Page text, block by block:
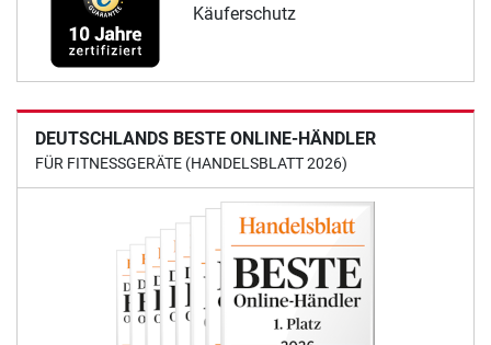
Käuferschutz
DEUTSCHLANDS BESTE ONLINE-HÄNDLER
FÜR FITNESSGERÄTE (HANDELSBLATT 2026)